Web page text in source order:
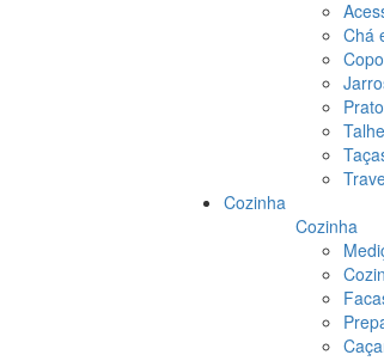
Chá
Cozinha
Cozinha